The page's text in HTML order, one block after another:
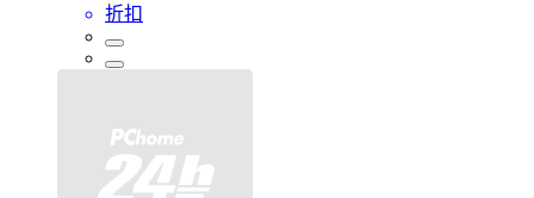
折扣